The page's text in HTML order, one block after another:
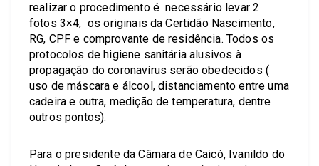
realizar o procedimento é necessário levar 2
fotos 3×4, os originais da Certidão Nascimento,
RG, CPF e comprovante de residência. Todos os
protocolos de higiene sanitária alusivos à
propagação do coronavírus serão obedecidos (
uso de máscara e álcool, distanciamento entre uma
cadeira e outra, medição de temperatura, dentre
outros pontos).
Para o presidente da Câmara de Caicó, Ivanildo do